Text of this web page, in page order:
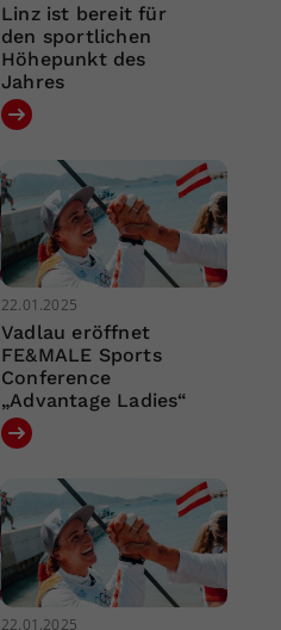
Linz ist bereit für
den sportlichen
Höhepunkt des
Jahres
22.01.2025
Vadlau eröffnet
FE&MALE Sports
Conference
„Advantage Ladies“
22.01.2025